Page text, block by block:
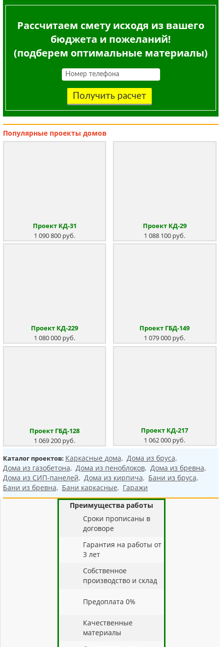
Рассчитаем смету исходя из вашего
бюджета и пожеланий!
(подберем оптимальные материалы)
Получить расчет
Популярные проекты домов
Проект КД-31
1 090 800 руб.
Проект КД-29
1 088 100 руб.
Проект КД-229
1 080 000 руб.
Проект ГБД-149
1 079 000 руб.
Проект ГБД-128
1 069 200 руб.
Проект КД-217
1 062 000 руб.
Каталог проектов: Каркасные дома, Дома из бруса,
Дома из газобетона, Дома из пеноблоков, Дома из бревна,
Дома из СИП-панелей, Дома из кирпича, Бани из бруса,
Бани из бревна, Бани каркасные, Гаражи
Преимущества работы
Cроки прописаны в
договоре
Гарантия на работы от
3 лет
Собственное
производство и склад
Предоплата 0%
Качественные
материалы